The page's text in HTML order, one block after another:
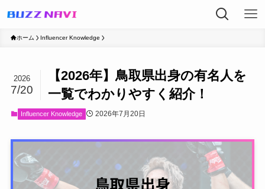
ホーム Influencer Knowledge
【2026年】鳥取県出身の有名人を
一覧でわかりやすく紹介！
2026
7/20
Influencer Knowledge 2026年7月20日